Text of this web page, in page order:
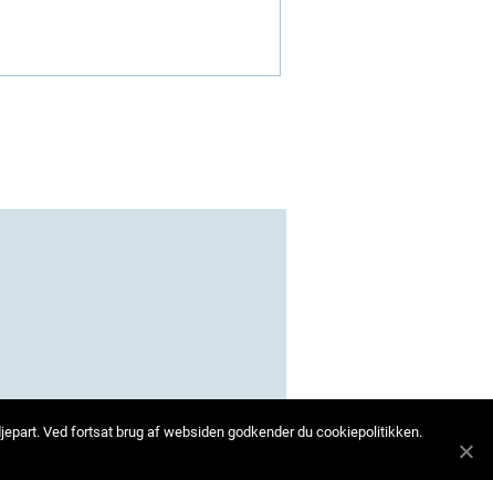
Ved fortsat brug af websiden godkender du cookiepolitikken.